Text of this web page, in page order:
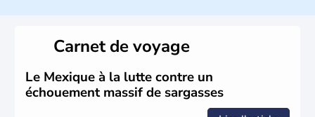
Carnet de voyage
Le Mexique à la lutte contre un
échouement massif de sargasses